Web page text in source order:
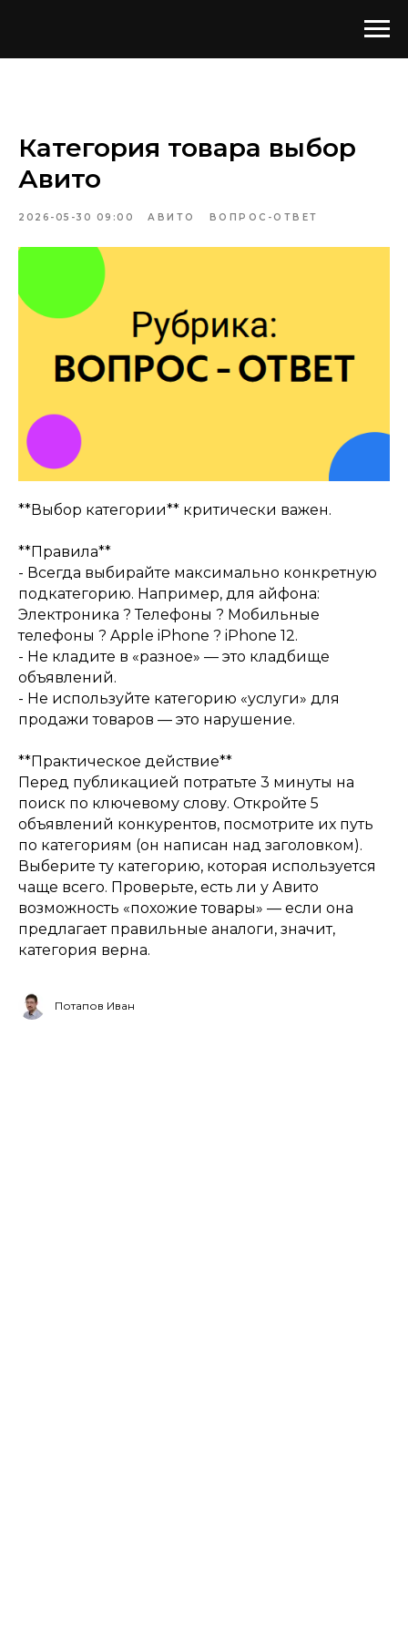
Категория товара выбор
Авито
2026-05-30 09:00 АВИТО ВОПРОС-ОТВЕТ
**Выбор категории** критически важен.
**Правила**
- Всегда выбирайте максимально конкретную
подкатегорию. Например, для айфона:
Электроника ? Телефоны ? Мобильные
телефоны ? Apple iPhone ? iPhone 12.
- Не кладите в «разное» — это кладбище
объявлений.
- Не используйте категорию «услуги» для
продажи товаров — это нарушение.
**Практическое действие**
Перед публикацией потратьте 3 минуты на
поиск по ключевому слову. Откройте 5
объявлений конкурентов, посмотрите их путь
по категориям (он написан над заголовком).
Выберите ту категорию, которая используется
чаще всего. Проверьте, есть ли у Авито
возможность «похожие товары» — если она
предлагает правильные аналоги, значит,
категория верна.
Потапов Иван